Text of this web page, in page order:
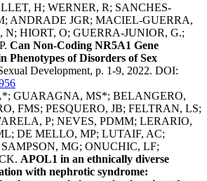
H; WERNER, R; SANCHES-
ANDRADE JGR; MACIEL-GUERRA,
N; HIORT, O; GUERRA-JUNIOR, G.;
Can Non-Coding NR5A1 Gene
Phenotypes of Disorders of Sex
Development, p. 1-9, 2022. DOI:
GUARAGNA, MS*; BELANGERO,
FMS; PESQUERO, JB; FELTRAN, LS;
P; NEVES, PDMM; LERARIO,
DE MELLO, MP; LUTAIF, AC;
MG; ONUCHIC, LF;
APOL1 in an ethnically diverse
with nephrotic syndrome: